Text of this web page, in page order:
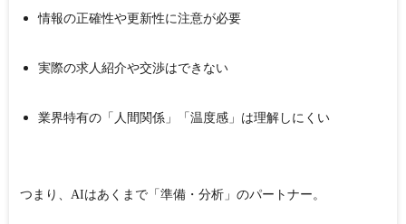
情報の正確性や更新性に注意が必要
実際の求人紹介や交渉はできない
業界特有の「人間関係」「温度感」は理解しにくい
つまり、AIはあくまで「準備・分析」のパートナー。